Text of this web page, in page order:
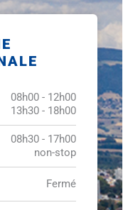
08h00 - 12h00
13h30 - 18h00
08h30 - 17h00
non-stop
Fermé